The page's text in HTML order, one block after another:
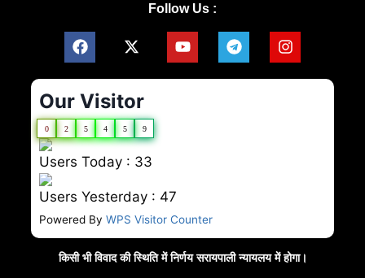
Follow Us :
Our Visitor
0 2 5 4 5 9
Users Today : 33
Users Yesterday : 47
Powered By WPS Visitor Counter
किसी भी विवाद की स्थिति में निर्णय सरायपाली न्यायलय में होगा।